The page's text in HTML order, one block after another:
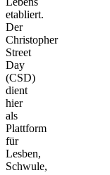
etabliert.
Der
Christopher
Street
Day
(CSD)
dient
hier
als
Plattform
für
Lesben,
Schwule,